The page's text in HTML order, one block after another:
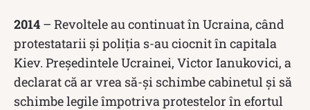
2014 – Revoltele au continuat în Ucraina, când
protestatarii și poliția s-au ciocnit în capitala
Kiev. Președintele Ucrainei, Victor Ianukovici, a
declarat că ar vrea să-și schimbe cabinetul și să
schimbe legile împotriva protestelor în efortul